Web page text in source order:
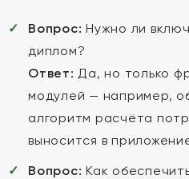
Вопрос: Нужно ли
диплом?
Ответ: Да, но только
модулей — например,
алгоритм расчёта
выносится в
Вопрос: Как